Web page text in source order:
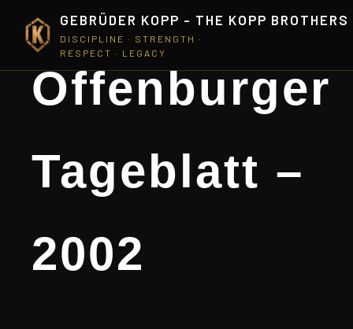
GEBRÜDER KOPP - THE KOPP BROTHERS
DISCIPLINE · STRENGTH ·
RESPECT · LEGACY
Offenburger
Tageblatt –
2002